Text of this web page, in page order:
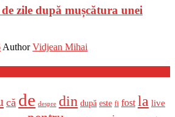
zile după mușcătura unei
Author Vidjean Mihai
că de despre din după este fi fost la live